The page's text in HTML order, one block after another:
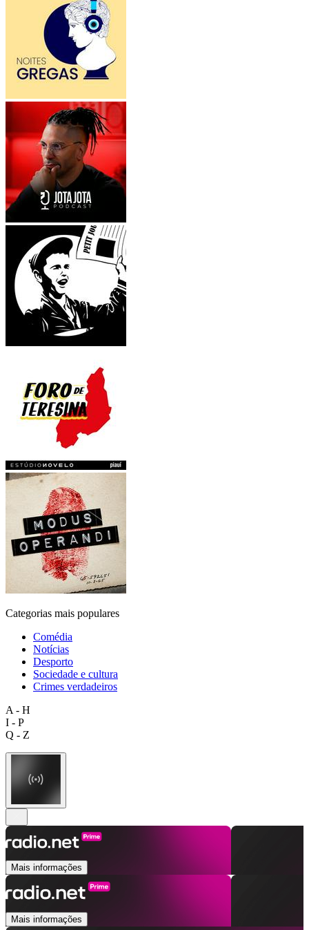
Categorias mais populares
Comédia
Notícias
Desporto
Sociedade e cultura
Crimes verdadeiros
A - H
I - P
Q - Z
Mais informações
Mais informações